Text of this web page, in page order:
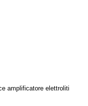
amplificatore elettroliti